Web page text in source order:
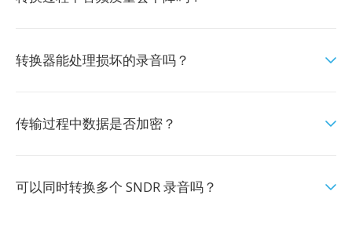
转换器能处理损坏的录音吗？
传输过程中数据是否加密？
可以同时转换多个 SNDR 录音吗？